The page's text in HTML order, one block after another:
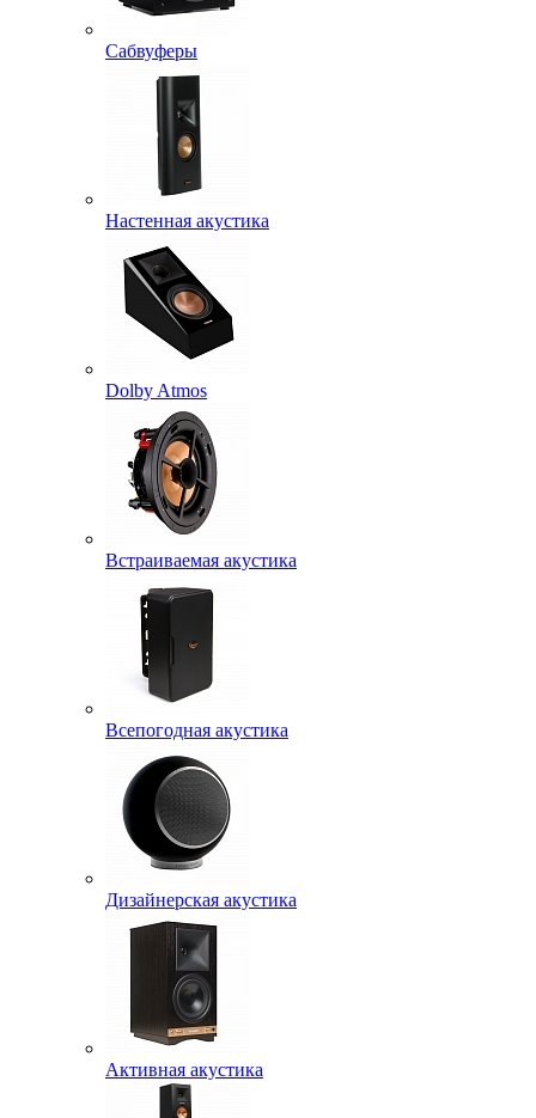
Сабвуферы
Настенная акустика
Dolby Atmos
Встраиваемая акустика
Всепогодная акустика
Дизайнерская акустика
Активная акустика